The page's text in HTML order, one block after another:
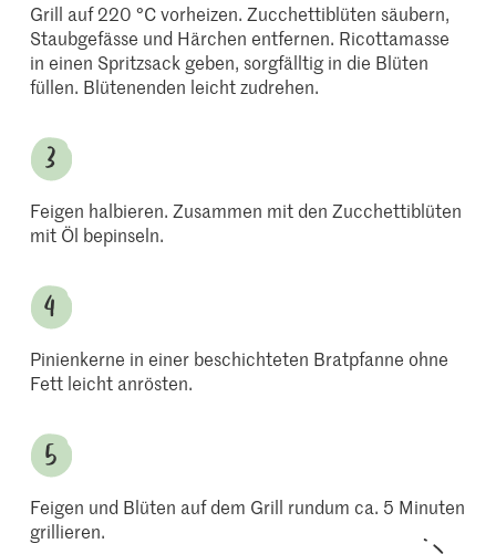
Grill auf 220 °C vorheizen. Zucchettiblüten säubern,
Staubgefässe und Härchen entfernen. Ricottamasse
in einen Spritzsack geben, sorgfälltig in die Blüten
füllen. Blütenenden leicht zudrehen.
Feigen halbieren. Zusammen mit den Zucchettiblüten
mit Öl bepinseln.
Pinienkerne in einer beschichteten Bratpfanne ohne
Fett leicht anrösten.
Feigen und Blüten auf dem Grill rundum ca. 5 Minuten
grillieren.